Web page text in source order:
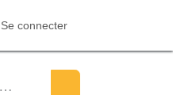
Se connecter